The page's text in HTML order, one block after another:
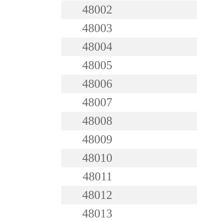
48002
48003
48004
48005
48006
48007
48008
48009
48010
48011
48012
48013